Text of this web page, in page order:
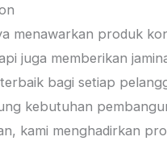
menawarkan produk
juga memberikan
bagi setiap
kebutuhan
kami menghadirkan